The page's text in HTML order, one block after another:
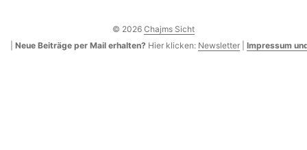
© 2026 Chajms Sicht
Neue Beiträge per Mail erhalten? Hier klicken: Newsletter Impressum